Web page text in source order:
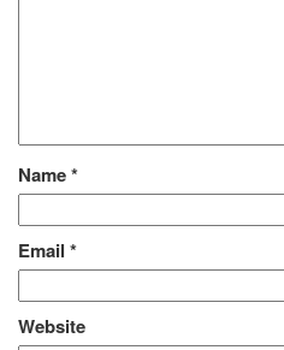
Name*
Email *
Website